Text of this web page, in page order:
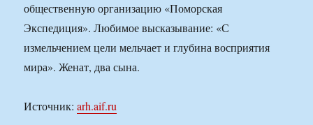
общественную организацию «Поморская
Экспедиция». Любимое высказывание: «С
измельчением цели мельчает и глубина восприятия
мира». Женат, два сына.
Источник:arh.aif.ru